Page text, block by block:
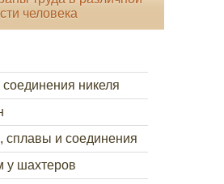
человека
соединения никеля
сплавы и соединения
у шахтеров